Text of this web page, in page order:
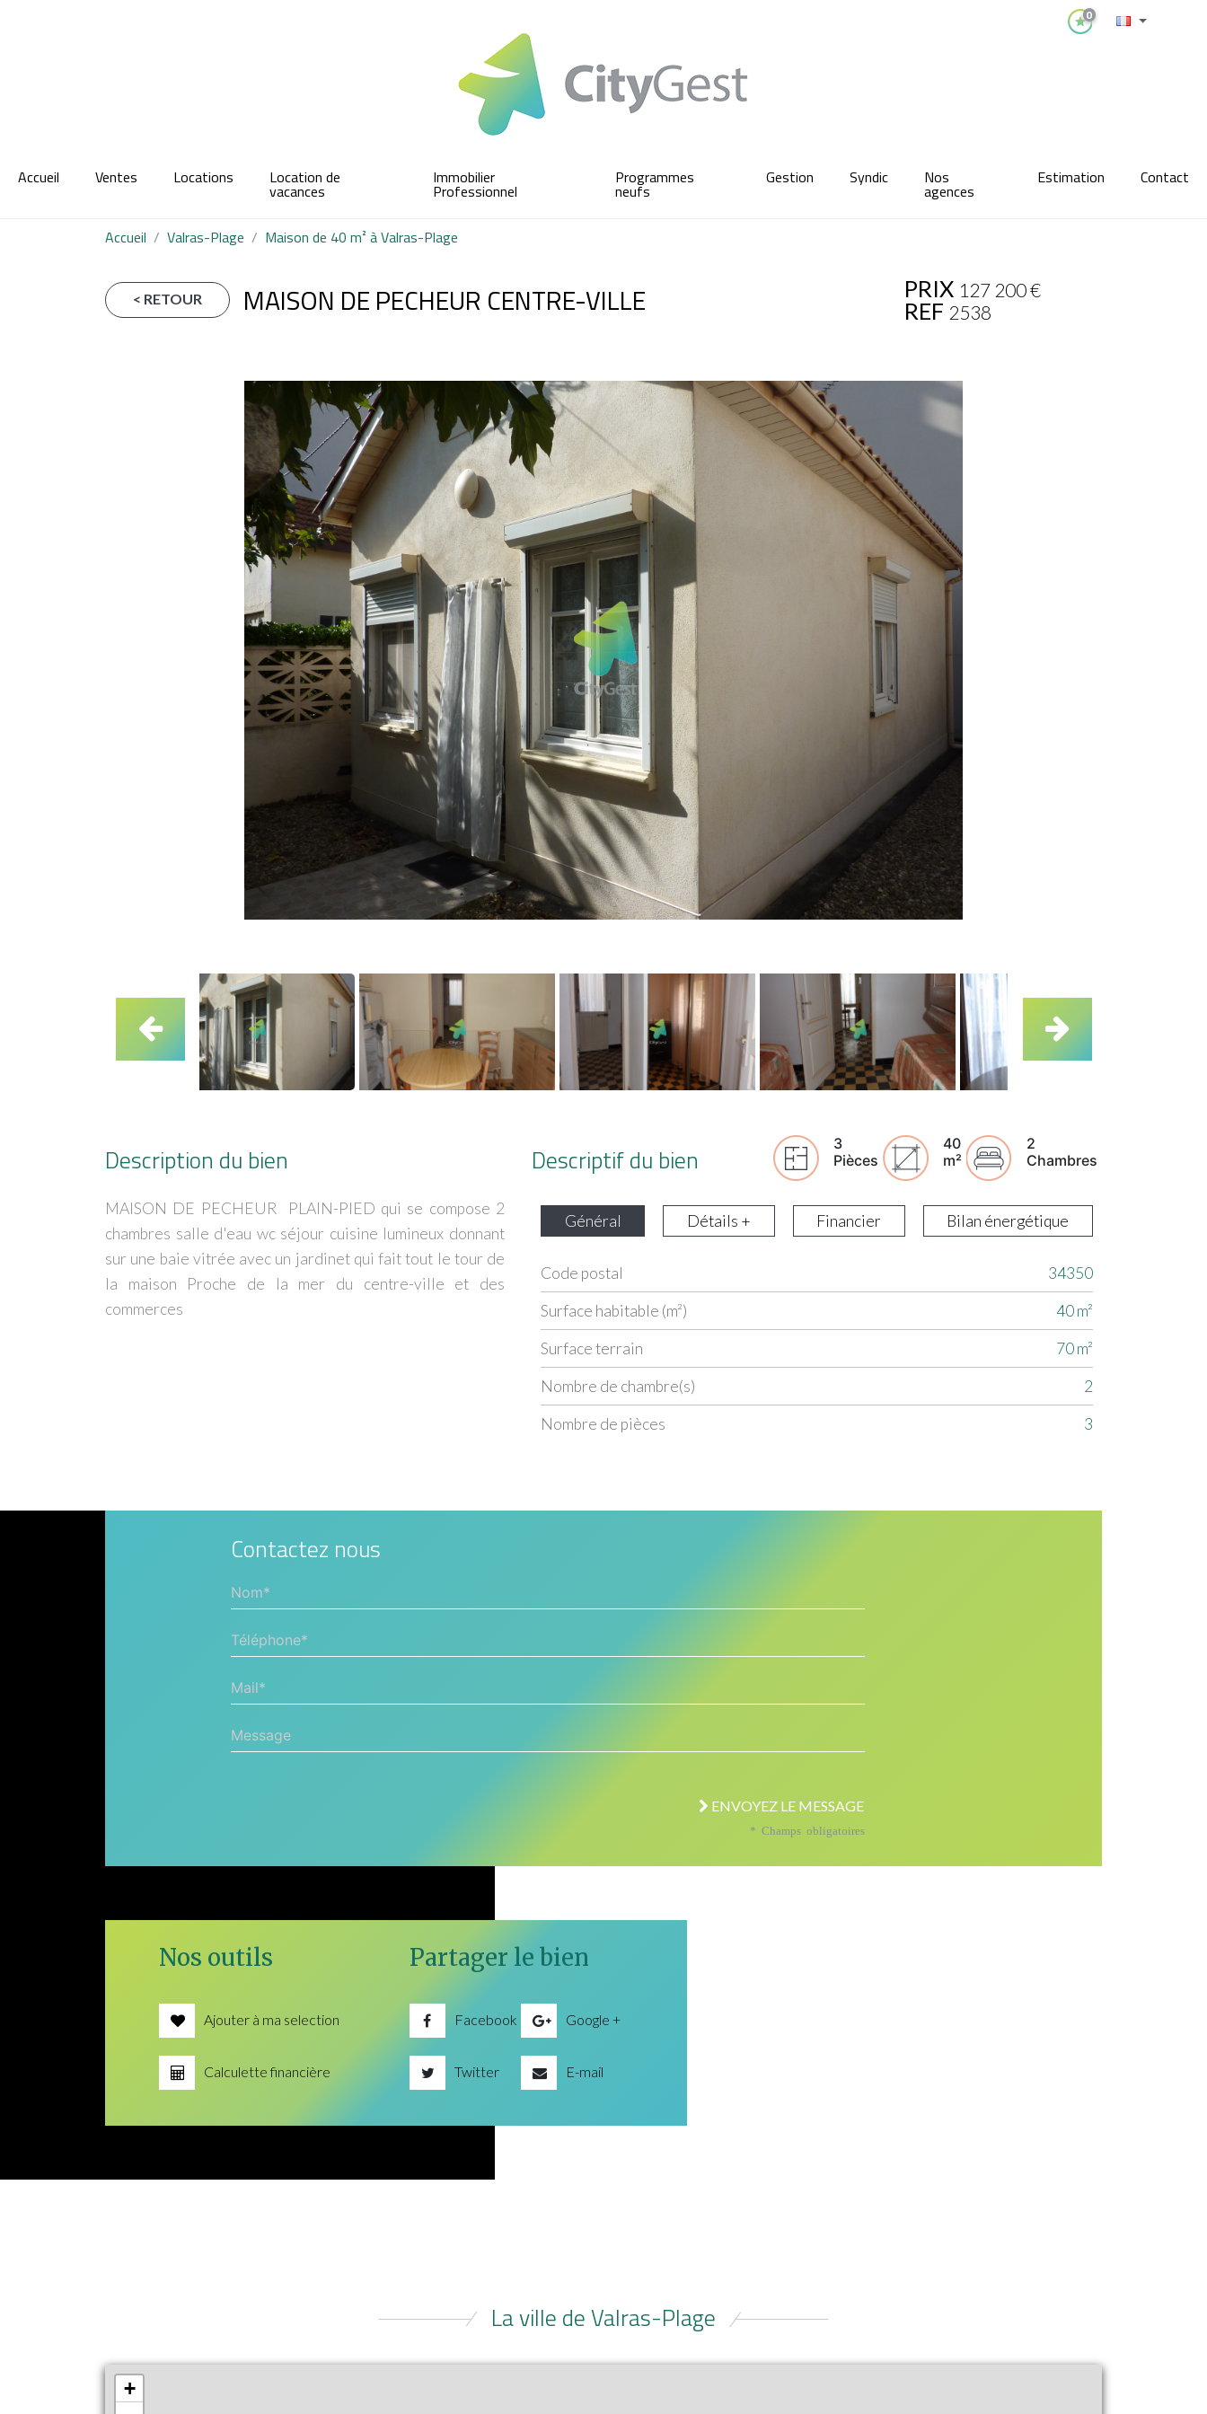
0
Accueil Ventes Locations Location de
vacances
Immobilier
Professionnel
Programmes
neufs
Gestion Syndic Nos
agences
Estimation Contact
Accueil Valras-Plage Maison de 40 m² à Valras-Plage
< RETOUR MAISON DE PECHEUR CENTRE-VILLE PRIX 127 200€
REF 2538
Description du bien
MAISON DE PECHEUR PLAIN-PIED qui se compose 2
chambres salle d'eau wc séjour cuisine lumineux donnant
sur une baie vitrée avec un jardinet qui fait tout le tour de
la maison Proche de la mer du centre-ville et des
commerces
Descriptif du bien
3
Pièces
40
m²
2
Chambres
Général Détails + Financier Bilan énergétique
Label Value
Code postal
34350
Surface habitable (m²)
40 m²
surface terrain
70 m²
Nombre de chambre(s)
2
Nombre de pièces
3
Contactez nous
Nom*
Téléphone*
Mail*
Message
ENVOYEZ LE MESSAGE
* Champs obligatoires
Nos outils
Ajouter à ma selection
Calculette financière
Partager le bien
Facebook Google +
Twitter E-mail
La ville de Valras-Plage
+